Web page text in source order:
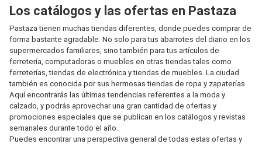
Los catálogos y las ofertas en Pastaza
Pastaza tienen muchas tiendas diferentes, donde puedes comprar de
forma bastante agradable. No solo para tus abarrotes del diario en los
supermercados familiares, sino también para tus artículos de
ferretería, computadoras o muebles en otras tiendas tales como
ferreterías, tiendas de electrónica y tiendas de muebles. La ciudad
también es conocida por sus hermosas tiendas de ropa y zapaterías.
Aquí encontrarás las últimas tendencias referentes a la moda y
calzado, y podrás aprovechar una gran cantidad de ofertas y
promociones especiales que se publican en los catálogos y revistas
semanales durante todo el año.
Puedes encontrar una perspectiva general de todas estas ofertas y